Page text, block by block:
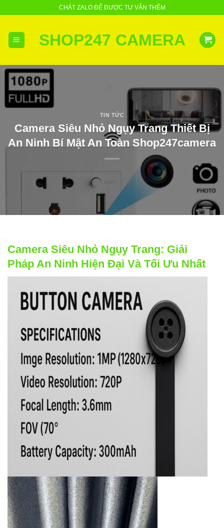
content
CHÁT ZALO ĐỂ ĐƯỢC TƯ VẤN THÊM
SHOP247 CAMERA
TIN TỨC
Camera Siêu Nhỏ Ngụy Trang Thiết Bị
An Ninh Bí Mật An Toàn Shop247camera
Camera Siêu Nhỏ Ngụy Trang: Giải
Pháp An Ninh Hiện Đại Và Tối Ưu Nhất